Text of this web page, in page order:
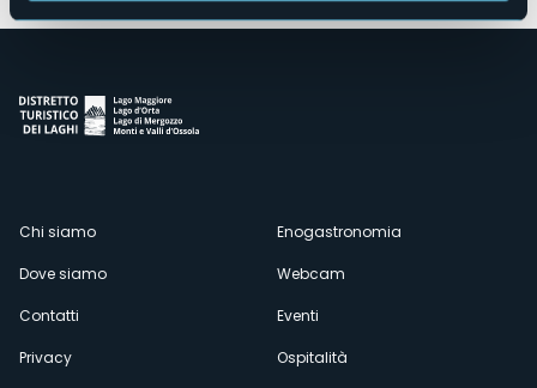
Menù
secondario
Chi siamo
Dove siamo
Contatti
Privacy
Enogastronomia
Webcam
Eventi
Ospitalità